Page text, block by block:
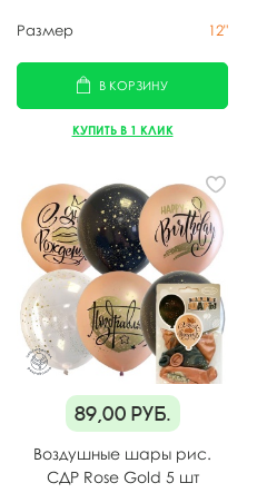
Размер 12"
В КОРЗИНУ
КУПИТЬ В 1 КЛИК
89,00 руб.
Воздушные шары рис.
СДР Rose Gold 5 шт